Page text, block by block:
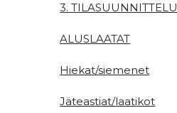
3. TILASUUNNITTELU
ALUSLAATAT
Hiekat/siemenet
Jäteastiat/laatikot